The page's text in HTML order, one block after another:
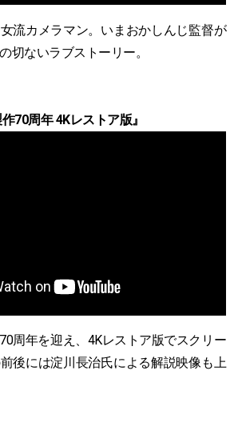
流カメラマン。いまおかしんじ監督が
切ないラブストーリー。
70周年 4Kレストア版』
周年を迎え、4Kレストア版でスクリー
後には淀川長治氏による解説映像も上